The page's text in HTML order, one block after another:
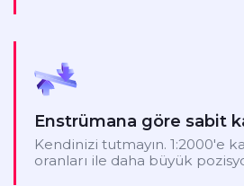
Enstrümana göre sabit
Kendinizi tutmayın. 1:2000'e
oranları ile daha büyük